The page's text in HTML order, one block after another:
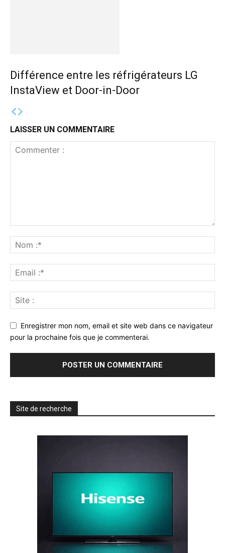
Différence entre les réfrigérateurs LG
InstaView et Door-in-Door
LAISSER UN COMMENTAIRE
Enregistrer mon nom, email et site web dans ce navigateur
pour la prochaine fois que je commenterai.
Site de recherche